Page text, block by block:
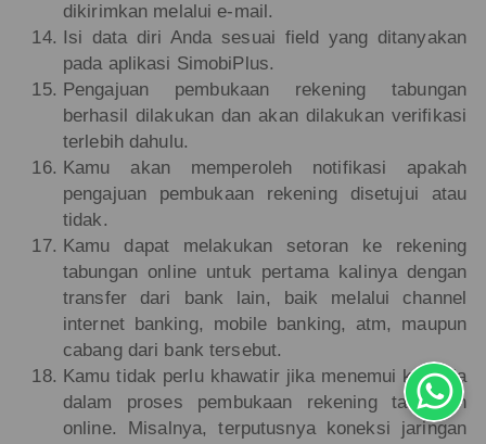
dikirimkan melalui e-mail.
Isi data diri Anda sesuai field yang ditanyakan
pada aplikasi SimobiPlus.
Pengajuan pembukaan rekening tabungan
berhasil dilakukan dan akan dilakukan verifikasi
terlebih dahulu.
Kamu akan memperoleh notifikasi apakah
pengajuan pembukaan rekening disetujui atau
tidak.
Kamu dapat melakukan setoran ke rekening
tabungan online untuk pertama kalinya dengan
transfer dari bank lain, baik melalui channel
internet banking, mobile banking, atm, maupun
cabang dari bank tersebut.
Kamu tidak perlu khawatir jika menemui kendala
dalam proses pembukaan rekening tabungan
online. Misalnya, terputusnya koneksi jaringan